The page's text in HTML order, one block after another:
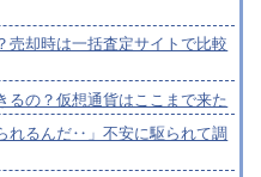
売却時は一括査定サイトで比較
るの？仮想通貨はここまで来た
れるんだ‥」不安に駆られて調